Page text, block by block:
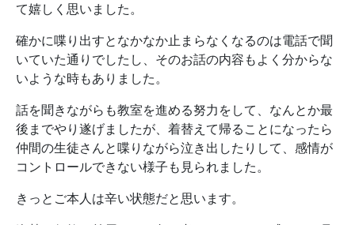
て嬉しく思いました。
確かに喋り出すとなかなか止まらなくなるのは電話で聞
いていた通りでしたし、そのお話の内容もよく分からな
いような時もありました。
話を聞きながらも教室を進める努力をして、なんとか最
後までやり遂げましたが、着替えて帰ることになったら
仲間の生徒さんと喋りながら泣き出したりして、感情が
コントロールできない様子も見られました。
きっとご本人は辛い状態だと思います。